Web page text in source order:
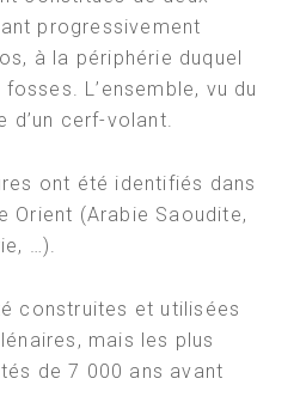
progressivement
à la périphérie duquel
L’ensemble, vu du
d’un cerf-volant.
ont été identifiés dans
Orient (Arabie Saoudite,
…).
construites et utilisées
mais les plus
de 7 000 ans avant